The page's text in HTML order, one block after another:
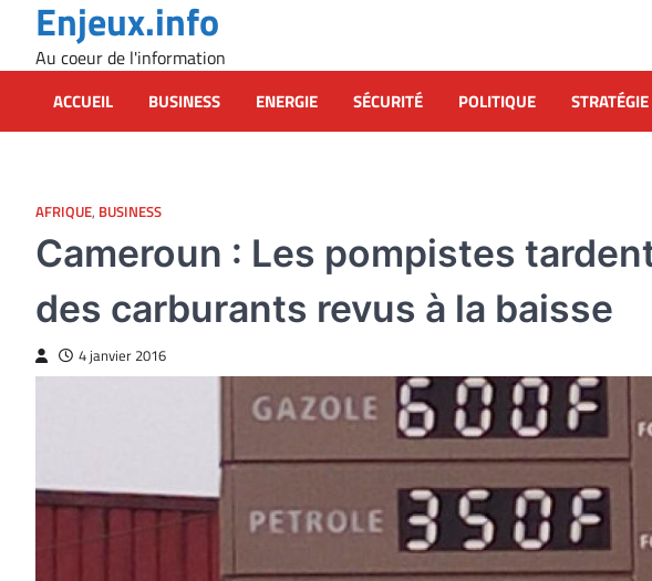
content
Enjeux.info
Au coeur de l'information
ACCUEIL BUSINESS ENERGIE SÉCURITÉ POLITIQUE STRATÉGIE
AFRIQUE, BUSINESS
Cameroun : Les pompistes
des carburants revus à la baisse
4 janvier 2016